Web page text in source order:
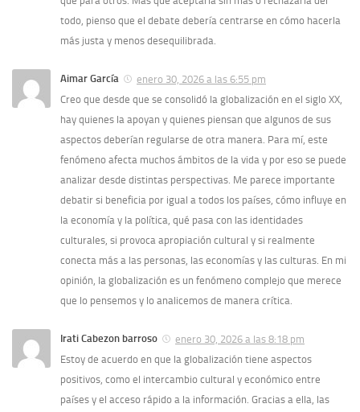
todo, pienso que el debate debería centrarse en cómo hacerla
más justa y menos desequilibrada.
Aimar García
enero 30, 2026 a las 6:55 pm
Creo que desde que se consolidó la globalización en el siglo XX,
hay quienes la apoyan y quienes piensan que algunos de sus
aspectos deberían regularse de otra manera. Para mí, este
fenómeno afecta muchos ámbitos de la vida y por eso se puede
analizar desde distintas perspectivas. Me parece importante
debatir si beneficia por igual a todos los países, cómo influye en
la economía y la política, qué pasa con las identidades
culturales, si provoca apropiación cultural y si realmente
conecta más a las personas, las economías y las culturas. En mi
opinión, la globalización es un fenómeno complejo que merece
que lo pensemos y lo analicemos de manera crítica.
Irati Cabezon barroso
enero 30, 2026 a las 8:18 pm
Estoy de acuerdo en que la globalización tiene aspectos
positivos, como el intercambio cultural y económico entre
países y el acceso rápido a la información. Gracias a ella, las